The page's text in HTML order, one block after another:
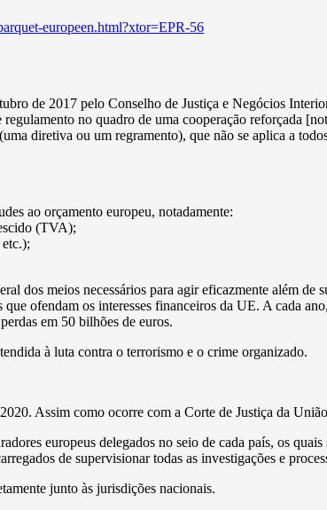
europeen.html?xtor=EPR-56
de 2017 pelo Conselho de Justiça e Negócios
no quadro de uma cooperação reforçada
diretiva ou um regramento), que não se aplica a
ao orçamento europeu, notadamente:
(TVA);
dos meios necessários para agir eficazmente além
ofendam os interesses financeiros da UE. A cada
em 50 bilhões de euros.
à luta contra o terrorismo e o crime organizado.
Assim como ocorre com a Corte de Justiça da
europeus delegados no seio de cada país, os
de supervisionar todas as investigações e
junto às jurisdições nacionais.